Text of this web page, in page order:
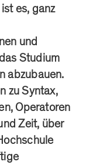
es, ganz
und
Studium
abzubauen.
zu Syntax,
Operatoren
Zeit, über